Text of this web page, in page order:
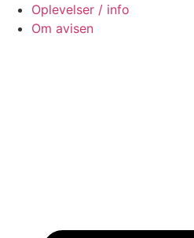
Oplevelser / info
Om avisen